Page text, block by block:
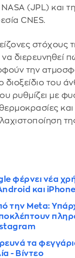
(JPL) και
CNES.
στόχους
διερευνηθεί
την
διοξείδιο του
ρυθμίζει με
και
φέρνει νέα
και
την Meta:
τα
- Βίντεο